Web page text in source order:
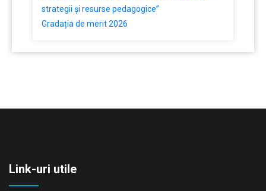
strategii și resurse pedagogice”
Gradația de merit 2026
Link-uri utile